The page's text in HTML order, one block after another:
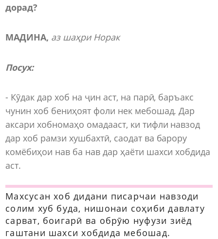
дорад?
МАДИНА, аз шаҳри Норак
Посух:
- Кӯдак дар хоб на ҷин аст, на парӣ, баръакс
чунин хоб бениҳоят фоли нек мебошад. Дар
аксари хобномаҳо омадааст, ки тифли навзод
дар хоб рамзи хушбахтӣ, саодат ва барору
комёбиҳои нав ба нав дар ҳаёти шахси хобдида
аст.
Махсусан хоб дидани писарчаи навзоди
солим хуб буда, нишонаи соҳиби давлату
сарват, боигарӣ ва обрӯю нуфузи зиёд
гаштани шахси хобдида мебошад.